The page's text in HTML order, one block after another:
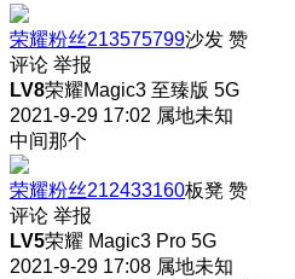
荣耀粉丝213575799沙发 赞
评论 举报
LV8荣耀Magic3 至臻版 5G
2021-9-29 17:02 属地未知
中间那个
荣耀粉丝212433160板凳 赞
评论 举报
LV5荣耀 Magic3 Pro 5G
2021-9-29 17:08 属地未知